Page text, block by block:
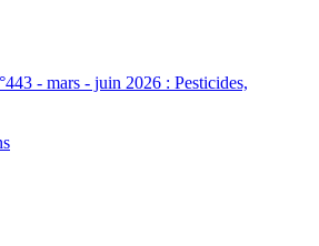
- mars - juin 2026 : Pesticides,